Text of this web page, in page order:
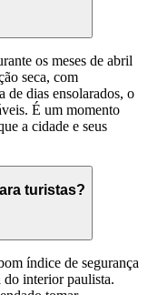
os meses de abril
seca, com
de dias ensolarados, o
É um momento
a cidade e seus
turistas?
índice de segurança
interior paulista.